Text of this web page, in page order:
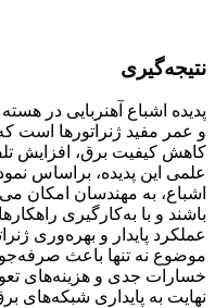
نتیجه‌گیری
پدیده اشباع آهنربایی در
و عمر مفید ژنراتورها است
کاهش کیفیت برق، افزایش
اشباع، به مهندسان امکان
باشند و با به‌کارگیری
عملکرد پایدار و بهره‌وری
موضوع نه تنها باعث
خسارات جدی و هزینه‌های
نهایت به پایداری